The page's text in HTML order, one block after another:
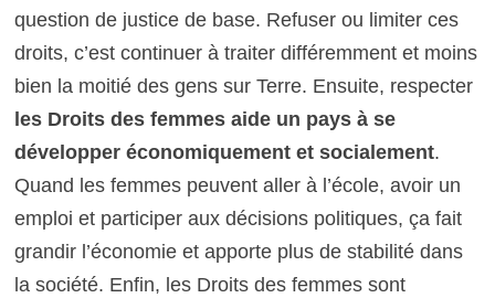
question de justice de base. Refuser ou limiter ces
droits, c’est continuer à traiter différemment et moins
bien la moitié des gens sur Terre. Ensuite, respecter
les Droits des femmes aide un pays à se
développer économiquement et socialement.
Quand les femmes peuvent aller à l’école, avoir un
emploi et participer aux décisions politiques, ça fait
grandir l’économie et apporte plus de stabilité dans
la société. Enfin, les Droits des femmes sont